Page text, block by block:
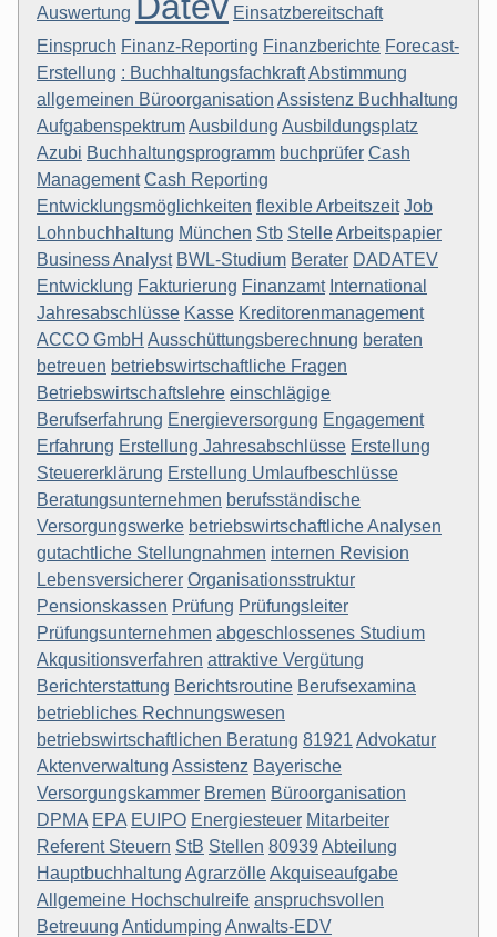
Auswertung
Einsatzbereitschaft
Einspruch Finanz-Reporting Finanzberichte Forecast-
Erstellung : BuchhaltungsfachkraftAbstimmung
allgemeinen Büroorganisation Assistenz Buchhaltung
AufgabenspektrumAusbildung Ausbildungsplatz
Azubi Buchhaltungsprogramm buchprüfer Cash
Management Cash Reporting
Entwicklungsmöglichkeiten flexible Arbeitszeit Job
Lohnbuchhaltung München Stb StelleArbeitspapier
Business Analyst BWL-Studium Berater DADATEV
Entwicklung Fakturierung Finanzamt International
Jahresabschlüsse Kasse Kreditorenmanagement
ACCO GmbH Ausschüttungsberechnung beraten
betreuen betriebswirtschaftliche Fragen
Betriebswirtschaftslehre einschlägige
Berufserfahrung Energieversorgung Engagement
Erfahrung Erstellung Jahresabschlüsse Erstellung
Steuererklärung Erstellung Umlaufbeschlüsse
Beratungsunternehmen berufsständische
Versorgungswerke betriebswirtschaftliche Analysen
gutachtliche Stellungnahmen internen Revision
Lebensversicherer Organisationsstruktur
Pensionskassen Prüfung Prüfungsleiter
Prüfungsunternehmen abgeschlossenes Studium
Akqusitionsverfahren attraktive Vergütung
Berichterstattung Berichtsroutine Berufsexamina
betriebliches Rechnungswesen
betriebswirtschaftlichen Beratung 81921 Advokatur
Aktenverwaltung Assistenz Bayerische
Versorgungskammer Bremen Büroorganisation
DPMA EPA EUIPO Energiesteuer Mitarbeiter
Referent Steuern StB Stellen 80939 Abteilung
Hauptbuchhaltung AgrarzölleAkquiseaufgabe
Allgemeine Hochschulreife anspruchsvollen
Betreuung Antidumping Anwalts-EDV